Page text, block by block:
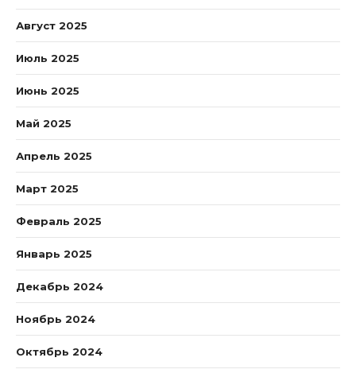
Август 2025
Июль 2025
Июнь 2025
Май 2025
Апрель 2025
Март 2025
Февраль 2025
Январь 2025
Декабрь 2024
Ноябрь 2024
Октябрь 2024